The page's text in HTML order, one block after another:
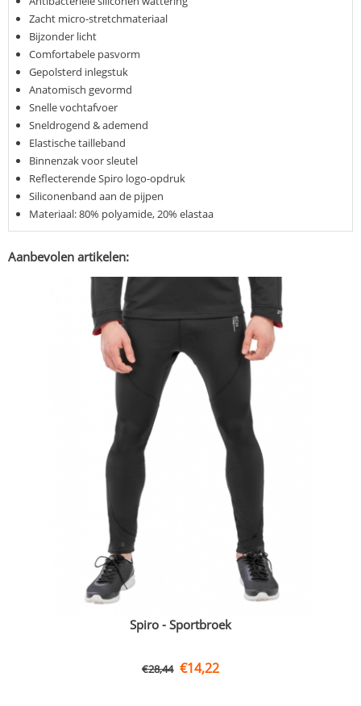
Zacht micro-stretchmateriaal
Bijzonder licht
Comfortabele pasvorm
Gepolsterd inlegstuk
Anatomisch gevormd
Snelle vochtafvoer
Sneldrogend & ademend
Elastische tailleband
Binnenzak voor sleutel
Reflecterende Spiro logo-opdruk
Siliconenband aan de pijpen
Materiaal: 80% polyamide, 20% elastaa
Aanbevolen artikelen:
Spiro - Sportbroek
€28,44 €14,22